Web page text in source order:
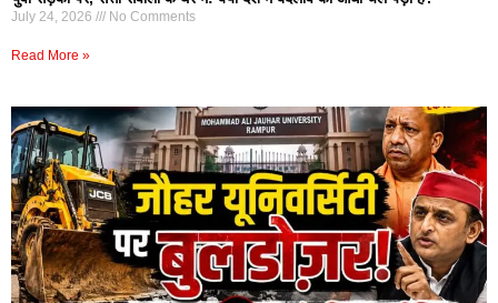
July 24, 2026 No Comments
Read More »